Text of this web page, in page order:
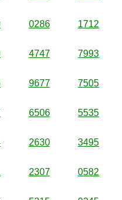
0286 1712
4747 7993
9677 7505
6506 5535
2630 3495
2307 0582